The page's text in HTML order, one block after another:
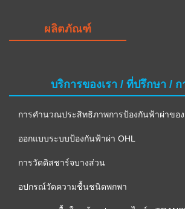
ผลิตภัณฑ์
บริการของเรา / ที่ปรึกษา /
การคำนวณประสิทธิภาพการป้องกันฟ้าผ่าของ
ออกแบบระบบป้องกันฟ้าผ่า OHL
การวัดดิสชาร์จบางส่วน
อปกรณ์วัดความชื้นชนิดพกพา